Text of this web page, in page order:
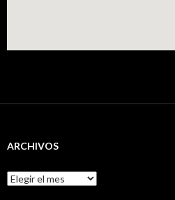
ARCHIVOS
Archivos